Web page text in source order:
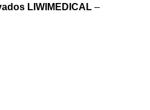
LIWIMEDICAL –